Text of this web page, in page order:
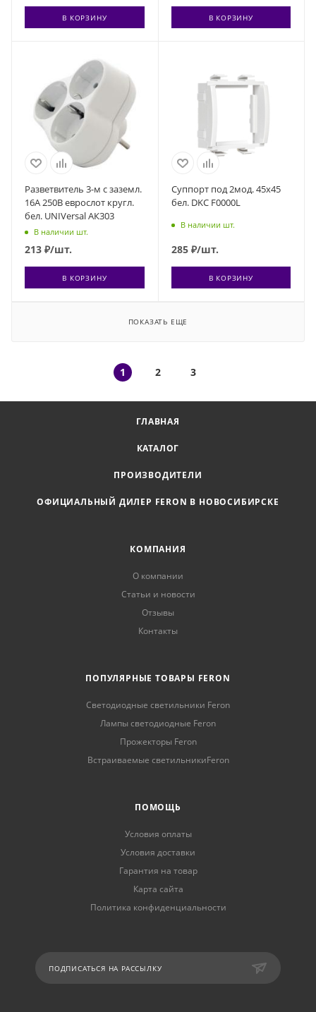
В КОРЗИНУ В КОРЗИНУ
Разветвитель 3-м с заземл.
16А 250В еврослот кругл.
бел. UNIVersal АК303
В наличии шт.
213 ₽/шт.
В КОРЗИНУ
Суппорт под 2мод. 45х45
бел. DKC F0000L
В наличии шт.
285₽/шт.
В КОРЗИНУ
ПОКАЗАТЬ ЕЩЕ
1 2 3
ГЛАВНАЯ
КАТАЛОГ
ПРОИЗВОДИТЕЛИ
ОФИЦИАЛЬНЫЙ ДИЛЕР FERON В НОВОСИБИРСКЕ
КОМПАНИЯ
О компании
Статьи и новости
Отзывы
Контакты
ПОПУЛЯРНЫЕ ТОВАРЫ FERON
Светодиодные светильники Feron
Лампы светодиодные Feron
Прожекторы Feron
Встраиваемые светильникиFeron
ПОМОЩЬ
Условия оплаты
Условия доставки
Гарантия на товар
Карта сайта
Политика конфиденциальности
ПОДПИСАТЬСЯ НА РАССЫЛКУ